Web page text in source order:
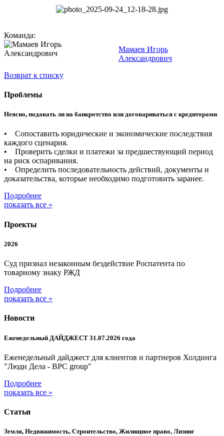
Команда:
Мамаев Игорь
Александрович
Возврат к списку
Проблемы
Неясно, подавать ли на банкротство или договариваться с кредиторами
• Сопоставить юридические и экономические последствия
каждого сценария.
• Проверить сделки и платежи за предшествующий период
на риск оспаривания.
• Определить последовательность действий, документы и
доказательства, которые необходимо подготовить заранее.
Подробнее
показать все »
Проекты
2026
Суд признал незаконным бездействие Роспатента по
товарному знаку РЖД
Подробнее
показать все »
Новости
Еженедельный ДАЙДЖЕСТ 31.07.2026 года
Еженедельный дайджест для клиентов и партнеров Холдинга
"Люди Дела - BPC group"
Подробнее
показать все »
Статьи
Земля, Недвижимость, Строительство, Жилищное право, Лизинг